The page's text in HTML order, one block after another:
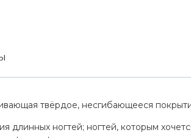
твёрдое, несгибающееся
длинных ногтей; ногтей, которым